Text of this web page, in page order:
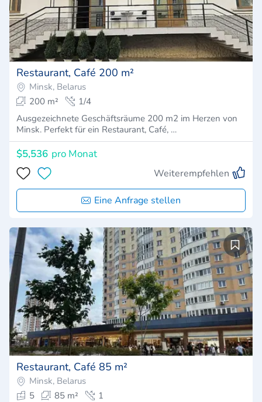
Restaurant, Café 200 m²
Minsk, Belarus
200 m²
1/4
Ausgezeichnete Geschäftsräume 200 m2 im Herzen von
Minsk. Perfekt für ein Restaurant, Café, …
$5,536 pro Monat
Weiterempfehlen
Eine Anfrage stellen
Restaurant, Café 85 m²
Minsk, Belarus
5
85 m² 1